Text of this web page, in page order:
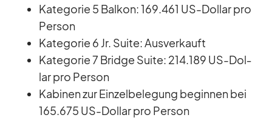
Ka­te­go­rie 5 Bal­kon: 169.461 US-Dol­lar pro
Per­son
Ka­te­go­rie 6 Jr. Suite: Aus­ver­kauft
Ka­te­go­rie 7 Bridge Suite: 214.189 US-Dol­
lar pro Per­son
Ka­bi­nen zur Ein­zel­be­le­gung be­gin­nen bei
165.675 US-Dol­lar pro Per­son